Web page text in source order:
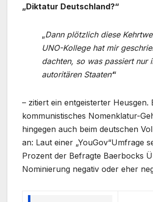
„Diktatur Deutschland?“
„Dann plötzlich diese
UNO-Kollege hat mir
dachten, so was passiert nur
autoritären Staaten‘“
– zitiert ein entgeisterter Heusgen.
kommunistisches Nomenklatur-
hingegen auch beim deutschen
an: Laut einer „YouGov“Umfrage
Prozent der Befragte Baerbocks
Nominierung negativ oder eher